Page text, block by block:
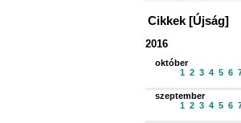
Cikkek [Újság]
2016
október
1 2 3 4 5 6
szeptember
1 2 3 4 5 6